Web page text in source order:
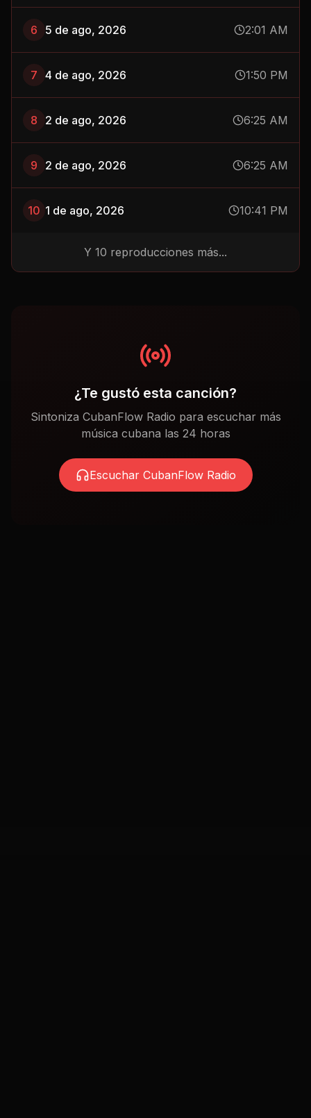
6 5 de ago, 2026 2:01 AM
7 4 de ago, 2026 1:50 PM
8 2 de ago, 2026 6:25 AM
9 2 de ago, 2026 6:25 AM
10 1 de ago, 2026 10:41 PM
Y 10 reproducciones más...
¿Te gustó esta canción?
Sintoniza CubanFlow Radio para escuchar más
música cubana las 24 horas
Escuchar CubanFlow Radio